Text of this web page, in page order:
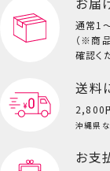
通常1
（※商
確認く
送料
2,800
沖縄県
お支